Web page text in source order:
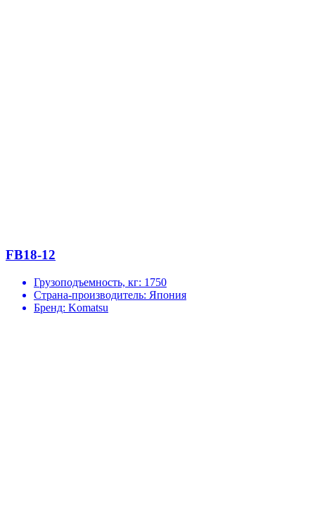
FB18-12
Грузоподъемность, кг: 1750
Страна-производитель: Япония
Бренд: Komatsu